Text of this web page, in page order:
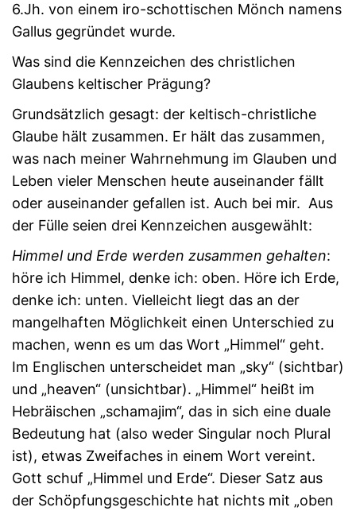
6.Jh. von einem iro-schottischen Mönch namens
Gallus gegründet wurde.
Was sind die Kennzeichen des christlichen
Glaubens keltischer Prägung?
Grundsätzlich gesagt: der keltisch-christliche
Glaube hält zusammen. Er hält das zusammen,
was nach meiner Wahrnehmung im Glauben und
Leben vieler Menschen heute auseinander fällt
oder auseinander gefallen ist. Auch bei mir. Aus
der Fülle seien drei Kennzeichen ausgewählt:
Himmel und Erde werden zusammen gehalten:
höre ich Himmel, denke ich: oben. Höre ich Erde,
denke ich: unten. Vielleicht liegt das an der
mangelhaften Möglichkeit einen Unterschied zu
machen, wenn es um das Wort „Himmel“ geht.
Im Englischen unterscheidet man „sky“ (sichtbar)
und „heaven“ (unsichtbar). „Himmel“ heißt im
Hebräischen „schamajim“, das in sich eine duale
Bedeutung hat (also weder Singular noch Plural
ist), etwas Zweifaches in einem Wort vereint.
Gott schuf „Himmel und Erde“. Dieser Satz aus
der Schöpfungsgeschichte hat nichts mit „oben